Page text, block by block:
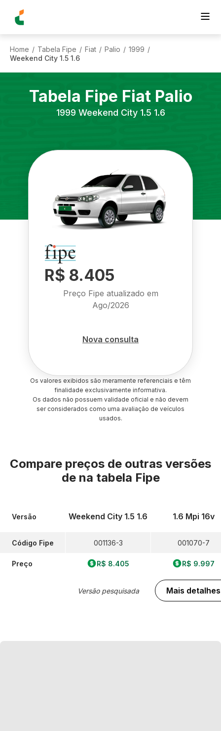
Home / Tabela Fipe / Fiat / Palio / 1999 /
Weekend City 1.5 1.6
Tabela Fipe Fiat Palio
1999 Weekend City 1.5 1.6
R$ 8.405
Preço Fipe atualizado em
Ago/2026
Nova consulta
Os valores exibidos são meramente referenciais e têm
finalidade exclusivamente informativa.
Os dados não possuem validade oficial e não devem
ser considerados como uma avaliação de veículos
usados.
Compare preços de outras versões
de na tabela Fipe
Versão
Código Fipe
Preço
Weekend City 1.5 1.6
001136-3
R$ 8.405
Versão pesquisada
1.6 Mpi 16v
001070-7
R$ 9.997
Mais detalhes